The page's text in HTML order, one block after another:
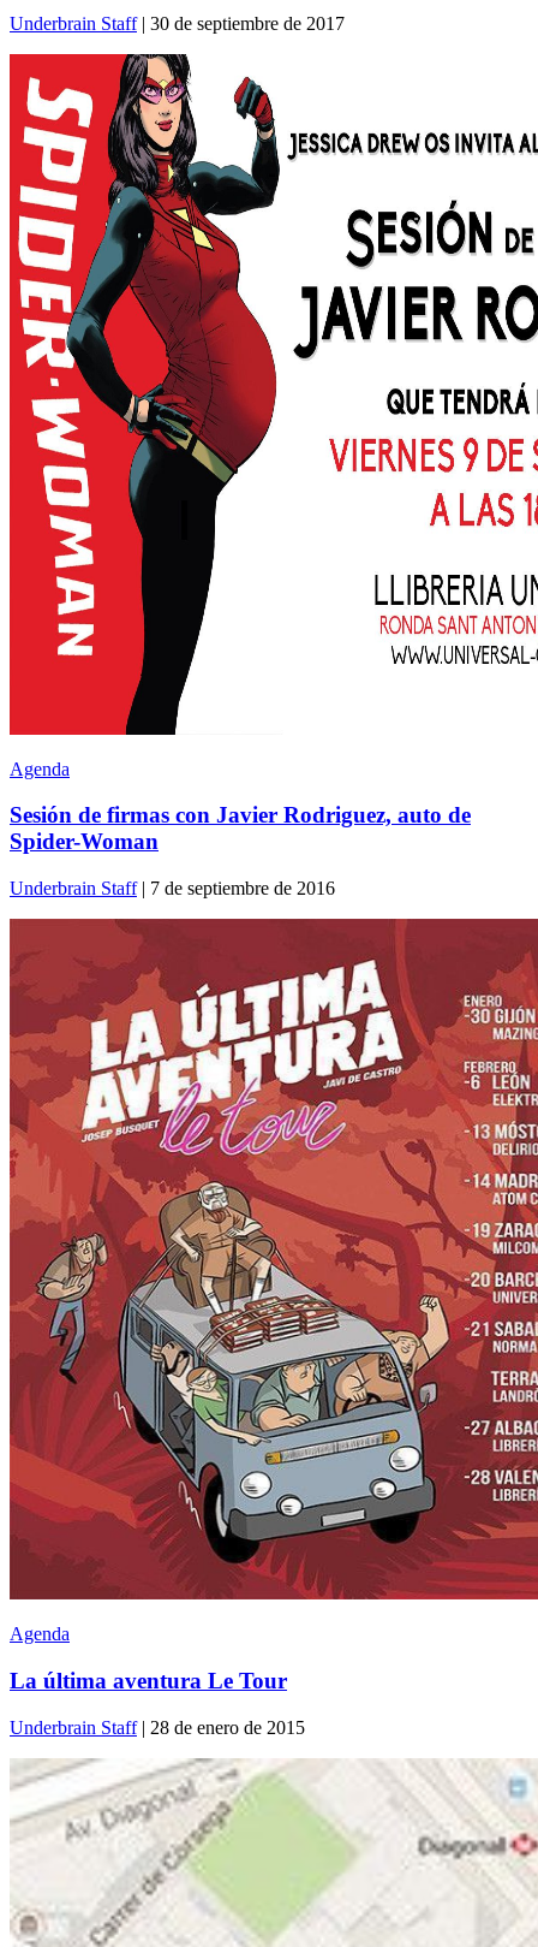
Underbrain Staff| 30 de septiembre de 2017
Agenda
Sesión de firmas con Javier Rodriguez, auto de
Spider-Woman
Underbrain Staff| 7 de septiembre de 2016
Agenda
La última aventura Le Tour
Underbrain Staff| 28 de enero de 2015